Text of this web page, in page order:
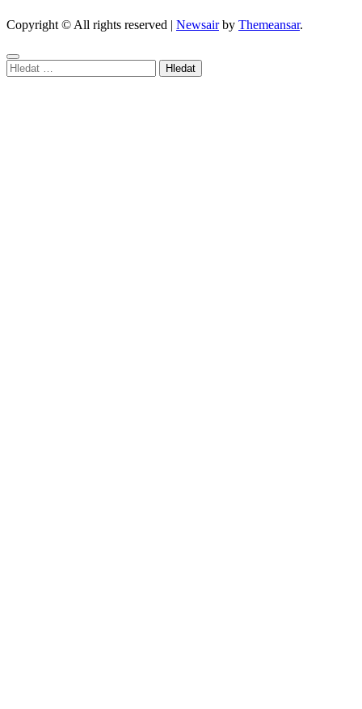
Copyright © All rights reserved | Newsairby Themeansar.
Vyhledávání